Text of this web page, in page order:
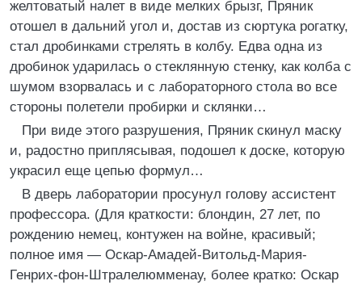
желтоватый налет в виде мелких брызг, Пряник
отошел в дальний угол и, достав из сюртука рогатку,
стал дробинками стрелять в колбу. Едва одна из
дробинок ударилась о стеклянную стенку, как колба с
шумом взорвалась и с лабораторного стола во все
стороны полетели пробирки и склянки…
При виде этого разрушения, Пряник скинул маску
и, радостно приплясывая, подошел к доске, которую
украсил еще цепью формул…
В дверь лаборатории просунул голову ассистент
профессора. (Для краткости: блондин, 27 лет, по
рождению немец, контужен на войне, красивый;
полное имя — Оскар-Амадей-Витольд-Мария-
Генрих-фон-Штралелюмменау, более кратко: Оскар